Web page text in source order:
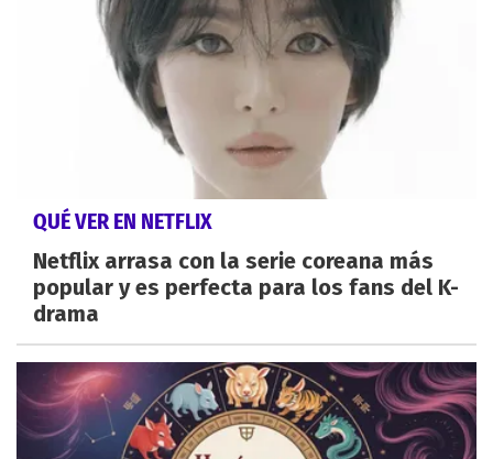
QUÉ VER EN NETFLIX
Netflix arrasa con la serie coreana más
popular y es perfecta para los fans del K-
drama